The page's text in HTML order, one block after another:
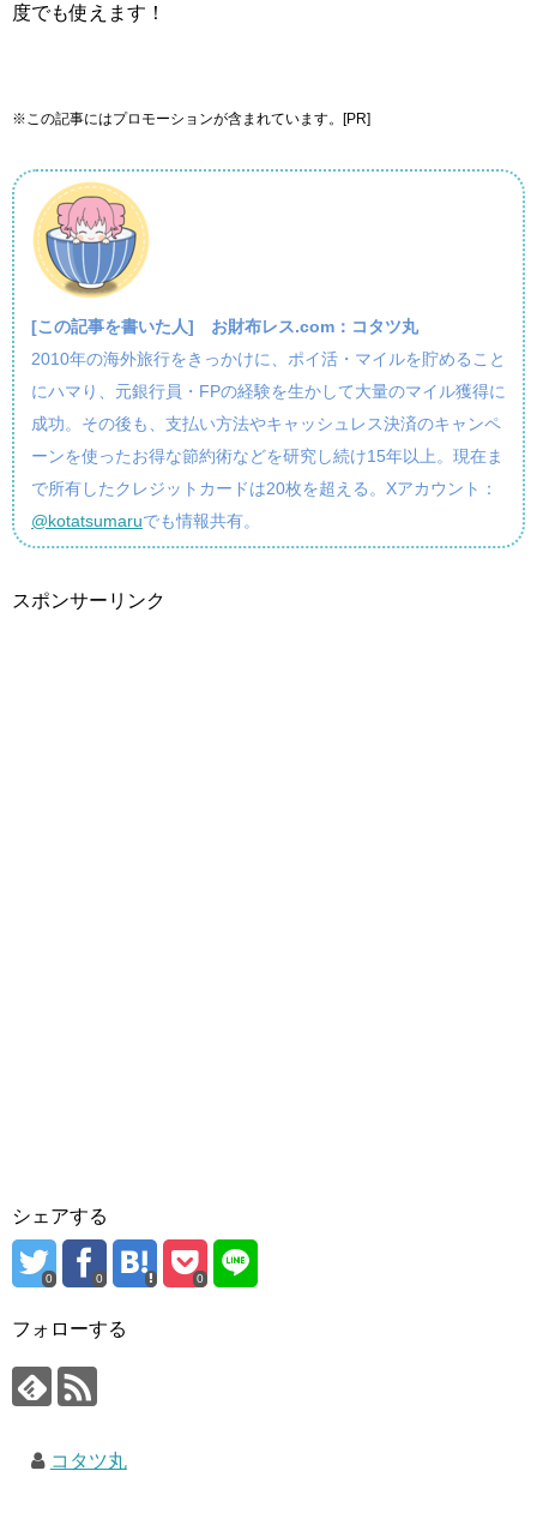
度でも使えます！
※この記事にはプロモーションが含まれています。[PR]
[この記事を書いた人] お財布レス.com：コタツ丸
2010年の海外旅行をきっかけに、ポイ活・マイルを貯めること
にハマり、元銀行員・FPの経験を生かして大量のマイル獲得に
成功。その後も、支払い方法やキャッシュレス決済のキャンペ
ーンを使ったお得な節約術などを研究し続け15年以上。現在ま
で所有したクレジットカードは20枚を超える。Xアカウント：
@kotatsumaruでも情報共有。
スポンサーリンク
シェアする
0 0 0
フォローする
コタツ丸